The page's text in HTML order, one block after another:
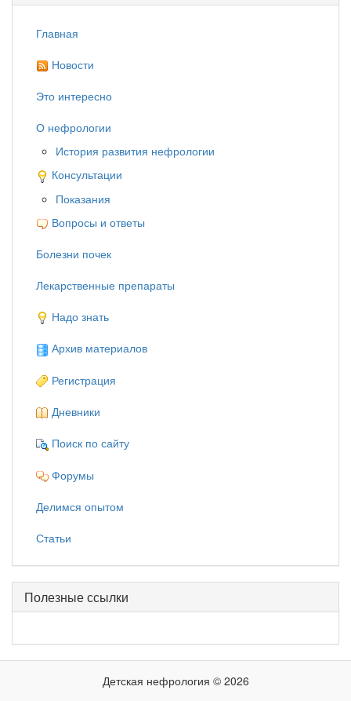
Главная
Новости
Это интересно
О нефрологии
История развития нефрологии
Консультации
Показания
Вопросы и ответы
Болезни почек
Лекарственные препараты
Надо знать
Архив материалов
Регистрация
Дневники
Поиск по сайту
Форумы
Делимся опытом
Статьи
Полезные ссылки
Детская нефрология © 2026